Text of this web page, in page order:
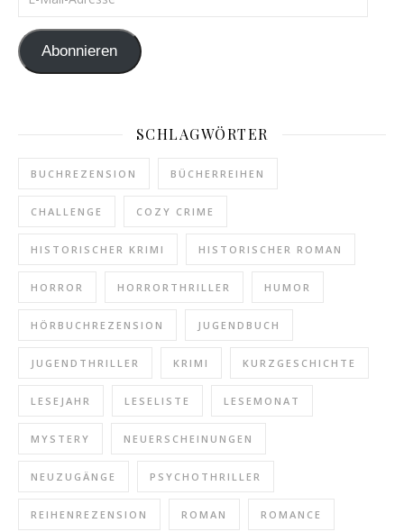
Abonnieren
SCHLAGWÖRTER
BUCHREZENSION BÜCHERREIHEN
CHALLENGE COZY CRIME
HISTORISCHER KRIMI HISTORISCHER ROMAN
HORROR HORRORTHRILLER HUMOR
HÖRBUCHREZENSION JUGENDBUCH
JUGENDTHRILLER KRIMI KURZGESCHICHTE
LESEJAHR LESELISTE LESEMONAT
MYSTERY NEUERSCHEINUNGEN
NEUZUGÄNGE PSYCHOTHRILLER
REIHENREZENSION ROMAN ROMANCE